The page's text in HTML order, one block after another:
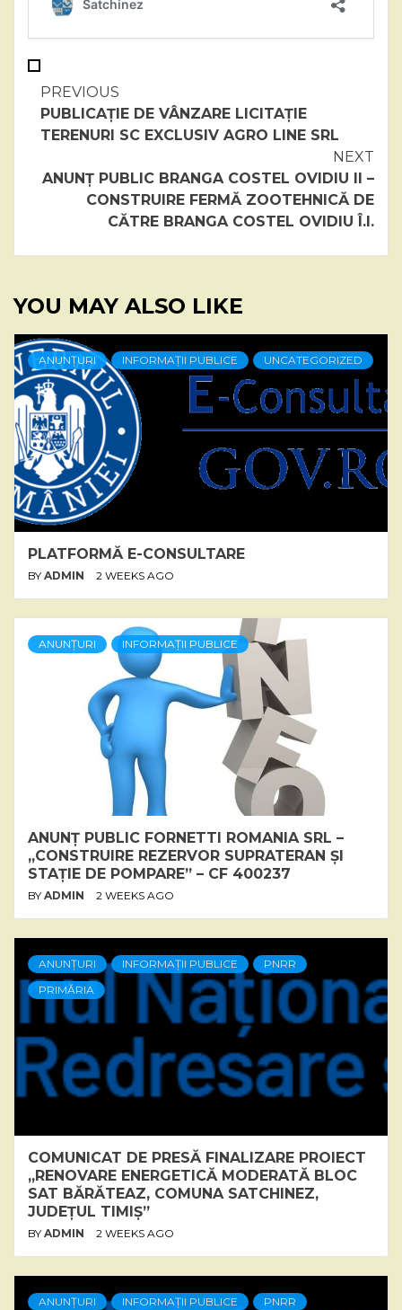
Continue
Reading
PREVIOUS
PUBLICAȚIE DE VÂNZARE LICITAȚIE
TERENURI SC EXCLUSIV AGRO LINE SRL
NEXT
ANUNȚ PUBLIC BRANGA COSTEL OVIDIU II –
CONSTRUIRE FERMĂ ZOOTEHNICĂ DE
CĂTRE BRANGA COSTEL OVIDIU Î.I.
YOU MAY ALSO LIKE
ANUNȚURI INFORMAȚII PUBLICE UNCATEGORIZED
PLATFORMĂ E-CONSULTARE
BY ADMIN 2 WEEKS AGO
ANUNȚURI INFORMAȚII PUBLICE
ANUNȚ PUBLIC FORNETTI ROMANIA SRL –
„CONSTRUIRE REZERVOR SUPRATERAN ȘI
STAȚIE DE POMPARE” – CF 400237
BY ADMIN 2 WEEKS AGO
ANUNȚURI INFORMAȚII PUBLICE
PNRR
PRIMĂRIA
COMUNICAT DE PRESĂ FINALIZARE PROIECT
„RENOVARE ENERGETICĂ MODERATĂ BLOC
SAT BĂRĂTEAZ, COMUNA SATCHINEZ,
JUDEȚUL TIMIȘ”
BY ADMIN 2 WEEKS AGO
ANUNȚURI INFORMAȚII PUBLICE
PNRR